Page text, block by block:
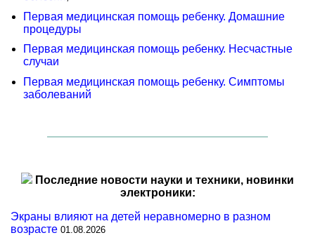
Первая медицинская помощь ребенку. Домашние
процедуры
Первая медицинская помощь ребенку. Несчастные
случаи
Первая медицинская помощь ребенку. Симптомы
заболеваний
Последние новости науки и техники, новинки
электроники:
Экраны влияют на детей неравномерно в разном
возрасте 01.08.2026